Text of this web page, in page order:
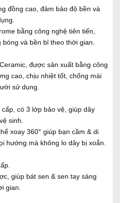
đồng cao, đảm bảo độ bền và
bằng công nghệ tiên tiến,
và bền bỉ theo thời gian.
được sản xuất bằng công
cao, chịu nhiệt tốt, chống mài
sử dụng.
cấp, có 3 lớp bảo vệ, giúp dây
sinh.
xoay 360° giúp bạn cầm & di
hướng mà không lo dây bị xoắn.
giúp bát sen & sen tay sáng
gian.